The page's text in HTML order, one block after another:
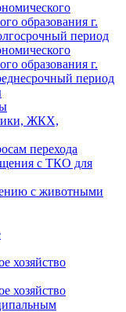
образования г.
период
образования г.
период
ЖКХ,
перехода
с ТКО для
с животными
хозяйство
хозяйство